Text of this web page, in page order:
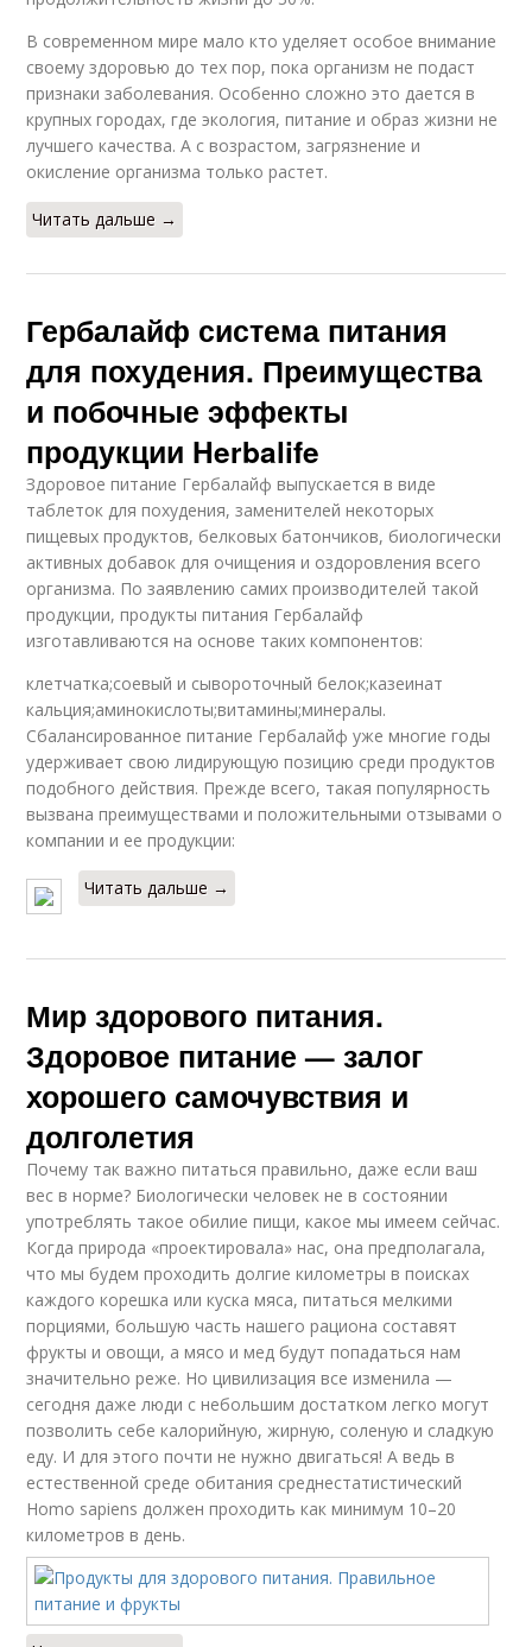
В современном мире мало кто уделяет особое внимание
своему здоровью до тех пор, пока организм не подаст
признаки заболевания. Особенно сложно это дается в
крупных городах, где экология, питание и образ жизни не
лучшего качества. А с возрастом, загрязнение и
окисление организма только растет.
Читать дальше →
Гербалайф система питания
для похудения. Преимущества
и побочные эффекты
продукции Herbalife
Здоровое питание Гербалайф выпускается в виде
таблеток для похудения, заменителей некоторых
пищевых продуктов, белковых батончиков, биологически
активных добавок для очищения и оздоровления всего
организма. По заявлению самих производителей такой
продукции, продукты питания Гербалайф
изготавливаются на основе таких компонентов:
клетчатка;соевый и сывороточный белок;казеинат
кальция;аминокислоты;витамины;минералы.
Сбалансированное питание Гербалайф уже многие годы
удерживает свою лидирующую позицию среди продуктов
подобного действия. Прежде всего, такая популярность
вызвана преимуществами и положительными отзывами о
компании и ее продукции:
Читать дальше →
Мир здорового питания.
Здоровое питание — залог
хорошего самочувствия и
долголетия
Почему так важно питаться правильно, даже если ваш
вес в норме? Биологически человек не в состоянии
употреблять такое обилие пищи, какое мы имеем сейчас.
Когда природа «проектировала» нас, она предполагала,
что мы будем проходить долгие километры в поисках
каждого корешка или куска мяса, питаться мелкими
порциями, большую часть нашего рациона составят
фрукты и овощи, а мясо и мед будут попадаться нам
значительно реже. Но цивилизация все изменила —
сегодня даже люди с небольшим достатком легко могут
позволить себе калорийную, жирную, соленую и сладкую
еду. И для этого почти не нужно двигаться! А ведь в
естественной среде обитания среднестатистический
Homo sapiens должен проходить как минимум 10–20
километров в день.